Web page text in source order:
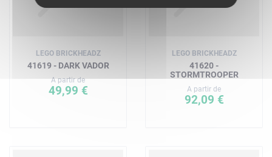
LEGO BRICKHEADZ
41619 - DARK VADOR
A partir de
49,99 €
LEGO BRICKHEADZ
41620 -
STORMTROOPER
A partir de
92,09 €